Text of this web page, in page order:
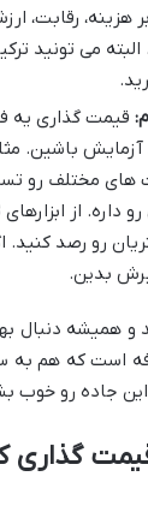
هزینه، رقابت،
می تونید
قیمت گذاری یه
باشین.
های مختلف رو
رو رصد کنید.
بدین.
و همیشه دنبال
است که هم به
جاده رو خوب
گذاری